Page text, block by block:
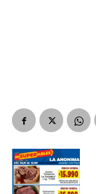
Nombre
Apellidos